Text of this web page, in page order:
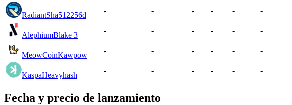
RadiantSha512256d
- - - - - -
AlephiumBlake 3
- - - - - -
MeowCoinKawpow
- - - - - -
KaspaHeavyhash
- - - - - -
Fecha y precio de lanzamiento